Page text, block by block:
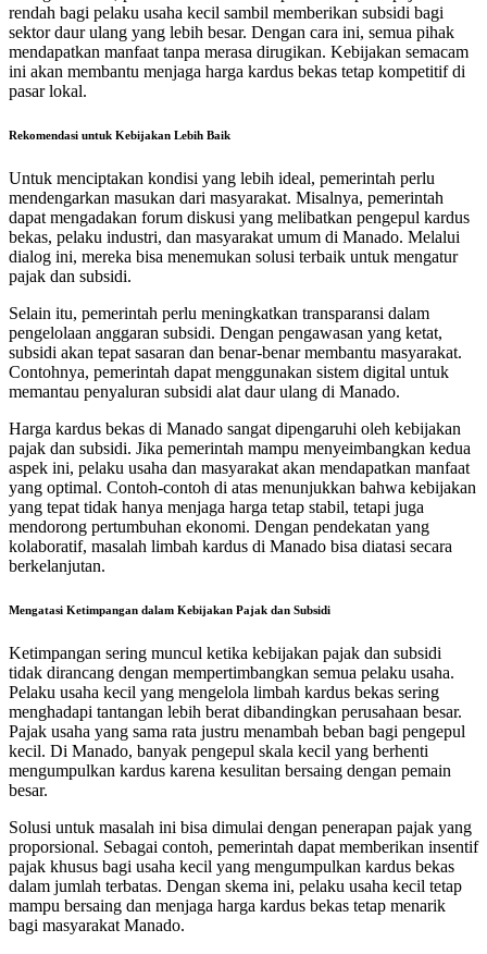
rendah bagi pelaku usaha kecil sambil memberikan subsidi bagi
sektor daur ulang yang lebih besar. Dengan cara ini, semua pihak
mendapatkan manfaat tanpa merasa dirugikan. Kebijakan semacam
ini akan membantu menjaga harga kardus bekas tetap kompetitif di
pasar lokal.
Rekomendasi untuk Kebijakan Lebih Baik
Untuk menciptakan kondisi yang lebih ideal, pemerintah perlu
mendengarkan masukan dari masyarakat. Misalnya, pemerintah
dapat mengadakan forum diskusi yang melibatkan pengepul kardus
bekas, pelaku industri, dan masyarakat umum di Manado. Melalui
dialog ini, mereka bisa menemukan solusi terbaik untuk mengatur
pajak dan subsidi.
Selain itu, pemerintah perlu meningkatkan transparansi dalam
pengelolaan anggaran subsidi. Dengan pengawasan yang ketat,
subsidi akan tepat sasaran dan benar-benar membantu masyarakat.
Contohnya, pemerintah dapat menggunakan sistem digital untuk
memantau penyaluran subsidi alat daur ulang di Manado.
Harga kardus bekas di Manado sangat dipengaruhi oleh kebijakan
pajak dan subsidi. Jika pemerintah mampu menyeimbangkan kedua
aspek ini, pelaku usaha dan masyarakat akan mendapatkan manfaat
yang optimal. Contoh-contoh di atas menunjukkan bahwa kebijakan
yang tepat tidak hanya menjaga harga tetap stabil, tetapi juga
mendorong pertumbuhan ekonomi. Dengan pendekatan yang
kolaboratif, masalah limbah kardus di Manado bisa diatasi secara
berkelanjutan.
Mengatasi Ketimpangan dalam Kebijakan Pajak dan Subsidi
Ketimpangan sering muncul ketika kebijakan pajak dan subsidi
tidak dirancang dengan mempertimbangkan semua pelaku usaha.
Pelaku usaha kecil yang mengelola limbah kardus bekas sering
menghadapi tantangan lebih berat dibandingkan perusahaan besar.
Pajak usaha yang sama rata justru menambah beban bagi pengepul
kecil. Di Manado, banyak pengepul skala kecil yang berhenti
mengumpulkan kardus karena kesulitan bersaing dengan pemain
besar.
Solusi untuk masalah ini bisa dimulai dengan penerapan pajak yang
proporsional. Sebagai contoh, pemerintah dapat memberikan insentif
pajak khusus bagi usaha kecil yang mengumpulkan kardus bekas
dalam jumlah terbatas. Dengan skema ini, pelaku usaha kecil tetap
mampu bersaing dan menjaga harga kardus bekas tetap menarik
bagi masyarakat Manado.